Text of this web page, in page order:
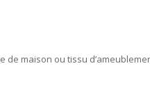
de maison ou tissu